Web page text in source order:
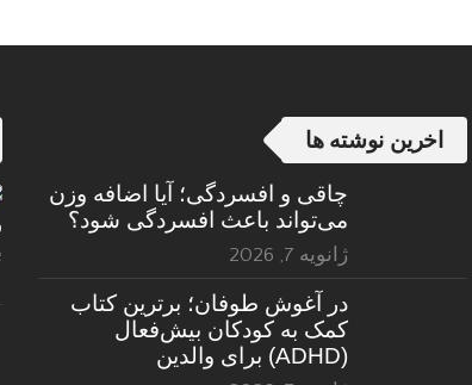
اخرین نوشته ها
چاقی و افسردگی؛ آیا اضافه وزن
می‌تواند باعث افسردگی شود؟
ژانویه 7, 2026
در آغوش طوفان؛ برترین کتاب
کمک به کودکان بیش‌فعال
(ADHD) برای والدین